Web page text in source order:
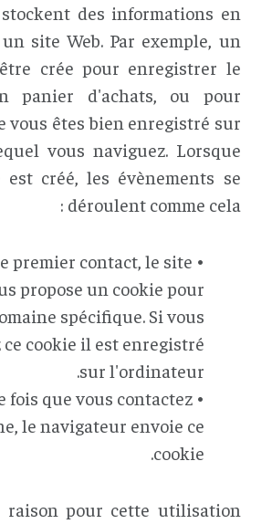
des informations en
site Web. Par exemple, un
crée pour enregistrer le
panier d'achats, ou pour
vous êtes bien enregistré sur
vous naviguez. Lorsque
créé, les évènements se
déroulent comme cela :
le premier contact, le site
propose un cookie pour
spécifique. Si vous
ce cookie il est enregistré
sur l'ordinateur.
fois que vous contactez
le navigateur envoie ce
cookie.
pour cette utilisation